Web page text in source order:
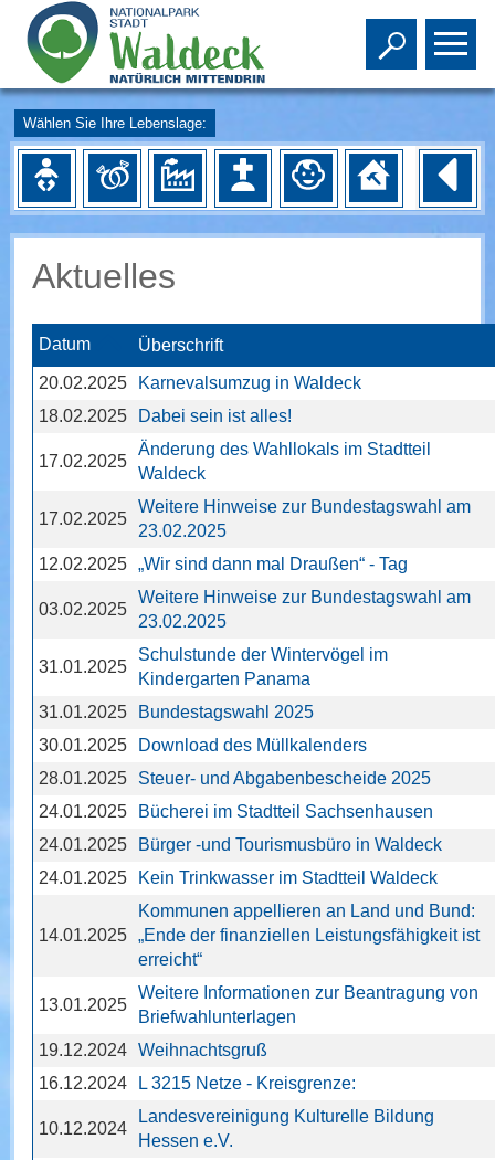
Toggle
Wählen Sie Ihre Lebenslage:
Aktuelles
Datum
Überschrift
20.02.2025
Karnevalsumzug in Waldeck
18.02.2025
Dabei sein ist alles!
17.02.2025
Änderung des Wahllokals im Stadtteil
Waldeck
17.02.2025
Weitere Hinweise zur Bundestagswahl am
23.02.2025
12.02.2025
„Wir sind dann mal Draußen“ - Tag
03.02.2025
Weitere Hinweise zur Bundestagswahl am
23.02.2025
31.01.2025
Schulstunde der Wintervögel im
Kindergarten Panama
31.01.2025
Bundestagswahl 2025
30.01.2025
Download des Müllkalenders
28.01.2025
Steuer- und Abgabenbescheide 2025
24.01.2025
Bücherei im Stadtteil Sachsenhausen
24.01.2025
Bürger -und Tourismusbüro in Waldeck
24.01.2025
Kein Trinkwasser im Stadtteil Waldeck
14.01.2025
Kommunen appellieren an Land und Bund:
„Ende der finanziellen Leistungsfähigkeit ist
erreicht“
13.01.2025
Weitere Informationen zur Beantragung von
Briefwahlunterlagen
19.12.2024
Weihnachtsgruß
16.12.2024
L 3215 Netze - Kreisgrenze:
10.12.2024
Landesvereinigung Kulturelle Bildung
Hessen e.V.